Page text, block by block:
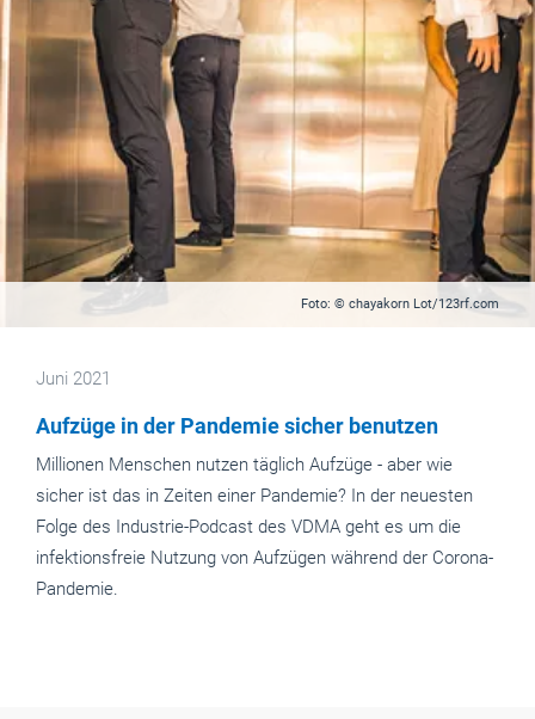
Foto: © chayakorn Lot/123rf.com
Juni 2021
Aufzüge in der Pandemie sicher benutzen
Millionen Menschen nutzen täglich Aufzüge - aber wie
sicher ist das in Zeiten einer Pandemie? In der neuesten
Folge des Industrie-Podcast des VDMA geht es um die
infektionsfreie Nutzung von Aufzügen während der Corona-
Pandemie.